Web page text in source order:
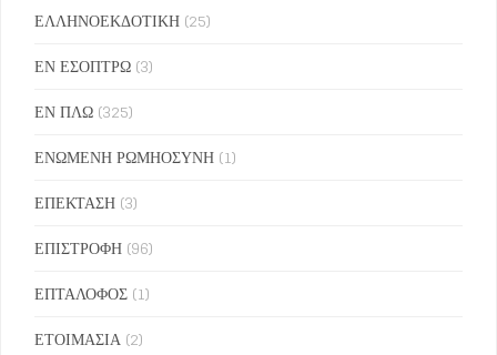
ΕΛΛΗΝΟΕΚΔΟΤΙΚΗ (25)
ΕΝ ΕΣΟΠΤΡΩ (3)
ΕΝ ΠΛΩ (325)
ΕΝΩΜΕΝΗ ΡΩΜΗΟΣΥΝΗ (1)
ΕΠΕΚΤΑΣΗ (3)
ΕΠΙΣΤΡΟΦΗ (96)
ΕΠΤΑΛΟΦΟΣ (1)
ΕΤΟΙΜΑΣΙΑ (2)